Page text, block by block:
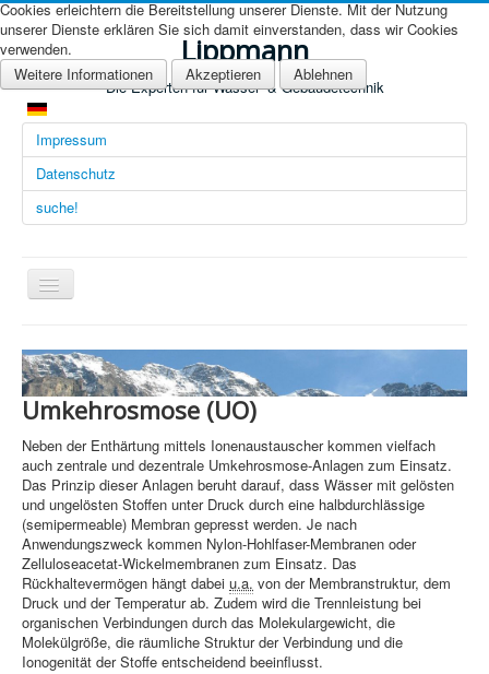
Lippmann
Die Experten für Wasser- & Gebäudetechnik
Impressum
Datenschutz
suche!
Navigation
an/aus
Startseite (Übersicht)
Arbeitsgebiete
Technologien
Information
Produkte & Services
Umkehrosmose (UO)
Neben der Enthärtung mittels Ionenaustauscher kommen vielfach
auch zentrale und dezentrale Umkehrosmose-Anlagen zum Einsatz.
Das Prinzip dieser Anlagen beruht darauf, dass Wässer mit gelösten
und ungelösten Stoffen unter Druck durch eine halbdurchlässige
(semipermeable) Membran gepresst werden. Je nach
Anwendungszweck kommen Nylon-Hohlfaser-Membranen oder
Zelluloseacetat-Wickelmembranen zum Einsatz. Das
Rückhaltevermögen hängt dabei u.a. von der Membranstruktur, dem
Druck und der Temperatur ab. Zudem wird die Trennleistung bei
organischen Verbindungen durch das Molekulargewicht, die
Molekülgröße, die räumliche Struktur der Verbindung und die
Ionogenität der Stoffe entscheidend beeinflusst.
Cookies erleichtern die Bereitstellung unserer Dienste. Mit der Nutzung
unserer Dienste erklären Sie sich damit einverstanden, dass wir Cookies
verwenden.
Weitere Informationen
Akzeptieren Ablehnen